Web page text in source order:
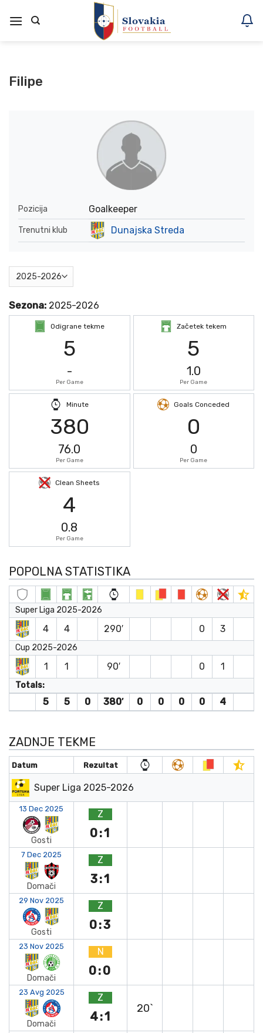
na
Filipe
Pozicija Goalkeeper
Trenutni klub Dunajska Streda
Sezona: 2025-2026
Odigrane tekme
5
-
Per Game
Začetek tekem
5
1.0
Per Game
Minute
380
76.0
Per Game
Goals Conceded
0
0
Per Game
Clean Sheets
4
0.8
Per Game
POPOLNA STATISTIKA
Super Liga 2025-2026
4 4 290′ 0 3
Cup 2025-2026
1 1 90′ 0 1
Totals:
5 5 0 380′ 0 0 0 0 4
ZADNJE TEKME
Datum Rezultat
Super Liga 2025-2026
13 Dec 2025
Gosti
Z
0:1
7 Dec 2025
Domači
Z
3:1
29 Nov 2025
Gosti
Z
0:3
23 Nov 2025
Domači
N
0:0
23 Avg 2025
Domači
Z
4:1
20`